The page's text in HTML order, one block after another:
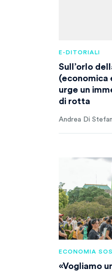
E-DITORIALI
Sull’orlo
(economica
urge un
di rotta
Andrea Di
ECONOMIA
«Vogliamo